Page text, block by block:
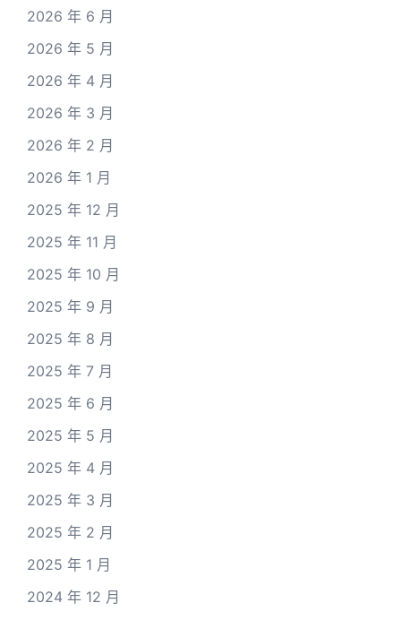
2026 年 6 月
2026 年 5 月
2026 年 4 月
2026 年 3 月
2026 年 2 月
2026 年 1 月
2025 年 12 月
2025 年 11 月
2025 年 10 月
2025 年 9 月
2025 年 8 月
2025 年 7 月
2025 年 6 月
2025 年 5 月
2025 年 4 月
2025 年 3 月
2025 年 2 月
2025 年 1 月
2024 年 12 月